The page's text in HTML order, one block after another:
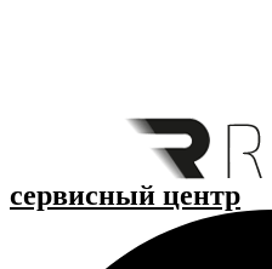
cервисный центр